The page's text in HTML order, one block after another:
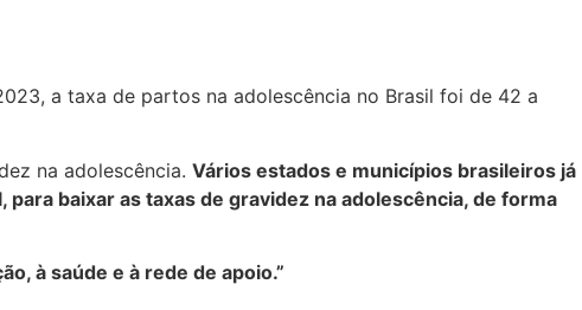
a taxa de partos na adolescência no Brasil foi de 42 a
na adolescência. Vários estados e municípios brasileiros já
baixar as taxas de gravidez na adolescência, de forma
à saúde e à rede de apoio.”